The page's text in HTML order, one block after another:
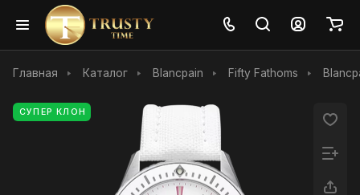
Главная Каталог Blancpain Fifty Fathoms
СУПЕР КЛОН